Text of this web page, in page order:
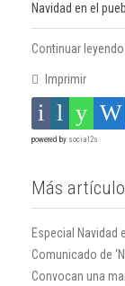
Navidad en el
Continuar leyendo
Imprimir
powered by social2s
Más
Especial Navidad
Comunicado de
Convocan una